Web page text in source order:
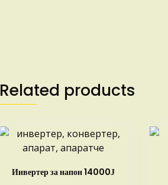
Related products
Инвертер за напон 14000Ј